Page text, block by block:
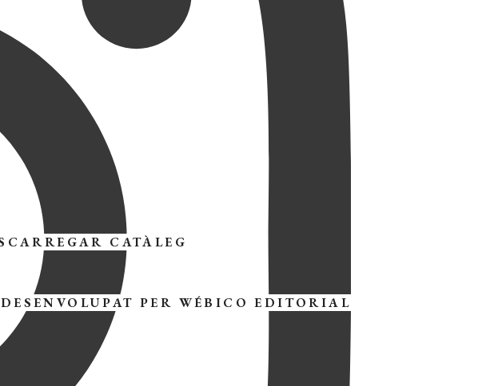
CATÀLEG
PER WÉBICO EDITORIAL